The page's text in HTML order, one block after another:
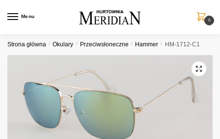
Menu
0
Strona główna / Okulary / Przeciwsłoneczne / Hammer / HM-1712-C1